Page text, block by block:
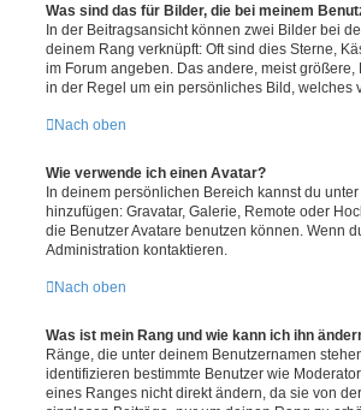
Was sind das für Bilder, die bei meinem
In der Beitragsansicht können zwei Bilder bei
deinem Rang verknüpft: Oft sind dies Sterne,
im Forum angeben. Das andere, meist
in der Regel um ein persönliches Bild, welches
Nach oben
Wie verwende ich einen Avatar?
In deinem persönlichen Bereich kannst du
hinzufügen: Gravatar, Galerie, Remote oder
die Benutzer Avatare benutzen können. Wenn
Administration kontaktieren.
Nach oben
Was ist mein Rang und wie kann ich ihn
Ränge, die unter deinem Benutzernamen
identifizieren bestimmte Benutzer wie
eines Ranges nicht direkt ändern, da sie von